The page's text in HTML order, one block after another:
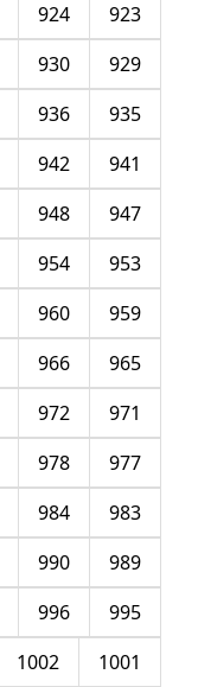
923
924
929
930
935
936
941
942
947
948
953
954
959
960
965
966
971
972
977
978
983
984
989
990
995
996
1001
1002